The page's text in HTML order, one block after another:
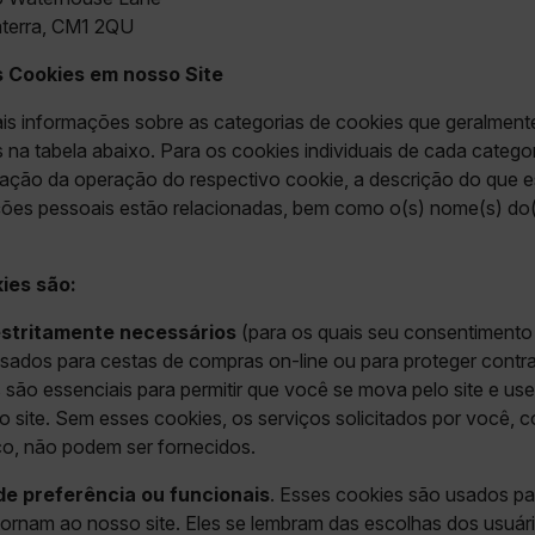
CM1 2QU
em nosso Site
informações sobre as categorias de cookies que
na tabela abaixo. Para os cookies individuais de cada
da operação do respectivo cookie, a descrição do que
pessoais estão relacionadas, bem como o(s) nome(s)
são:
necessários (para os quais seu
para cestas de compras on-line ou para proteger
essenciais para permitir que você se mova pelo site e
site. Sem esses cookies, os serviços solicitados por você,
não podem ser fornecidos.
preferência ou funcionais. Esses cookies são usados
ao nosso site. Eles se lembram das escolhas dos
35}
.flir.com
70}
do Google